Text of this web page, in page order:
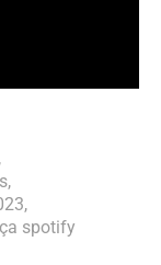
,
,
,
spotify